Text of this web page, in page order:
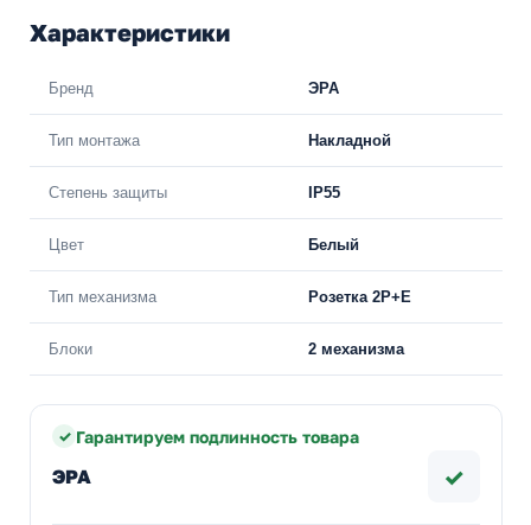
Характеристики
Бренд ЭРА
Тип монтажа Накладной
Степень защиты IP55
Цвет Белый
Тип механизма Розетка 2Р+Е
Блоки 2 механизма
Гарантируем подлинность товара
ЭРА ✓